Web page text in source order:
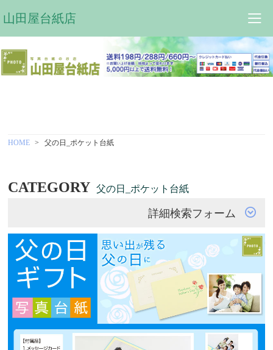
山田屋台紙店
HOME 父の日_ポケット台紙
CATEGORY 父の日_ポケット台紙
詳細検索フォーム